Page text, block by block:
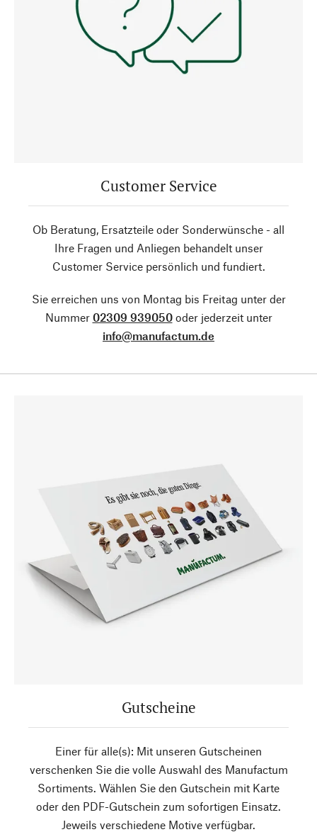
Customer Service
Ob Beratung, Ersatzteile oder Sonderwünsche - all
Ihre Fragen und Anliegen behandelt unser
Customer Service persönlich und fundiert.
Sie erreichen uns von Montag bis Freitag unter der
Nummer 02309 939050oder jederzeit unter
info@manufactum.de
Gutscheine
Einer für alle(s): Mit unseren Gutscheinen
verschenken Sie die volle Auswahl des Manufactum
Sortiments. Wählen Sie den Gutschein mit Karte
oder den PDF-Gutschein zum sofortigen Einsatz.
Jeweils verschiedene Motive verfügbar.